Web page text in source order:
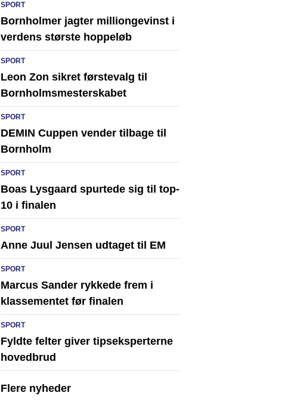
SPORT
Bornholmer jagter milliongevinst i
verdens største hoppeløb
SPORT
Leon Zon sikret førstevalg til
Bornholmsmesterskabet
SPORT
DEMIN Cuppen vender tilbage til
Bornholm
SPORT
Boas Lysgaard spurtede sig til top-
10 i finalen
SPORT
Anne Juul Jensen udtaget til EM
SPORT
Marcus Sander rykkede frem i
klassementet før finalen
SPORT
Fyldte felter giver tipseksperterne
hovedbrud
Flere nyheder